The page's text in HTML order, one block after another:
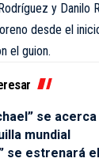
y Danilo
desde el
el guion.
se acerca
mundial
se estrenará